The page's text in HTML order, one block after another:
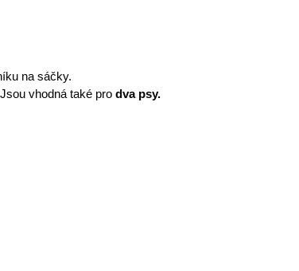
na sáčky.
vhodná také pro dva psy.